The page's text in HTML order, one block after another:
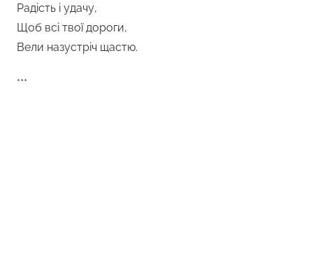
Радість і удачу,
Щоб всі твої дороги,
Вели назустріч щастю.
***